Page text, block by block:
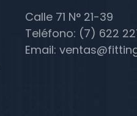
Calle 71 N° 21-39
Teléfono: (7) 622
Email: